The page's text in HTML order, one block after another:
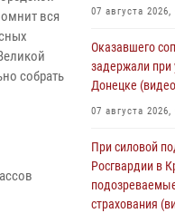
вся
собрать
07 августа 2026,
Оказавшего
задержали при
Донецке
07 августа 2026,
При силовой
Росгвардии в
страхования